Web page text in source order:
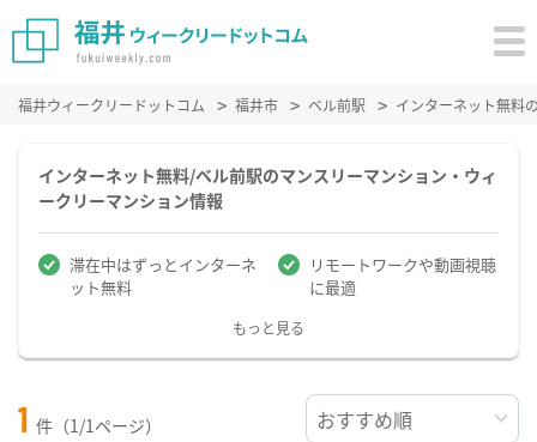
福井ウィークリードットコム 福井市 ベル前駅 インターネット無料
インターネット無料/ベル前駅のマンスリーマンション・ウィ
ークリーマンション情報
滞在中はずっとインターネ
ット無料
リモートワークや動画視聴
に最適
もっと見る
1 件（1/1ページ）